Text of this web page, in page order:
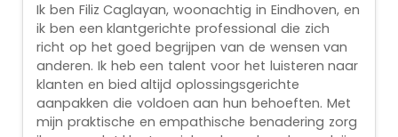
Ik ben Filiz Caglayan, woonachtig in Eindhoven, en
ik ben een klantgerichte professional die zich
richt op het goed begrijpen van de wensen van
anderen. Ik heb een talent voor het luisteren naar
klanten en bied altijd oplossingsgerichte
aanpakken die voldoen aan hun behoeften. Met
mijn praktische en empathische benadering zorg